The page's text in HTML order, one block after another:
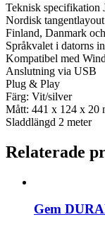
Teknisk specifikation
Nordisk
Finland, Danmark
Språkvalet i datorns
Kompatibel med
Anslutning via USB
Plug & Play
Färg: Vit/silver
Mått: 441 x 124 x 20
Sladdlängd 2 meter
Relaterade
Gem